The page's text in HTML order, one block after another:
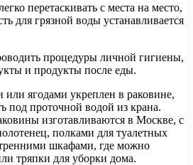
перетаскивать с места на место,
для грязной воды устанавливается
процедуры личной гигиены,
и продукты после еды.
ягодами укреплен в раковине,
под проточной водой из крана.
изготавливаются в Москве, с
полками для туалетных
шкафами, где можно
тряпки для уборки дома.